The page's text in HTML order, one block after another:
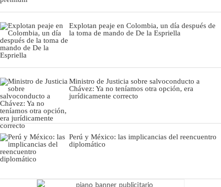
Explotan peaje en Colombia, un día después de
la toma de mando de De la Espriella
Ministro de Justicia sobre salvoconducto a
Chávez: Ya no teníamos otra opción, era
jurídicamente correcto
Perú y México: las implicancias del reencuentro
diplomático